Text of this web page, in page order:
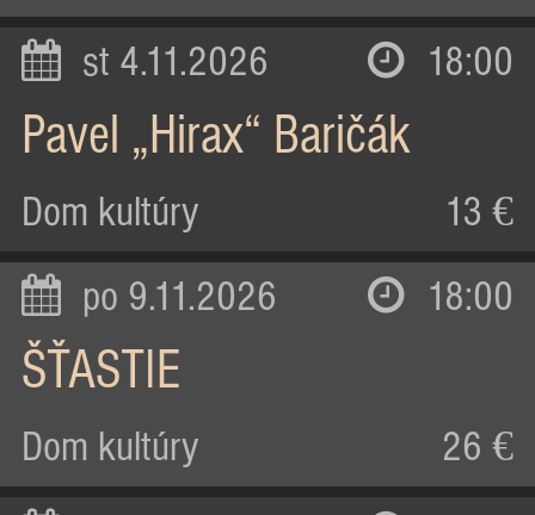
st 4.11.2026 18:00
Pavel „Hirax“ Baričák
Dom kultúry 13 €
po 9.11.2026 18:00
ŠŤASTIE
Dom kultúry 26 €